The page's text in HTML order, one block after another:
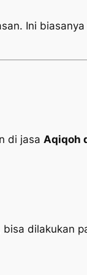
Ini
di jasa Aqiqoh
dilakukan